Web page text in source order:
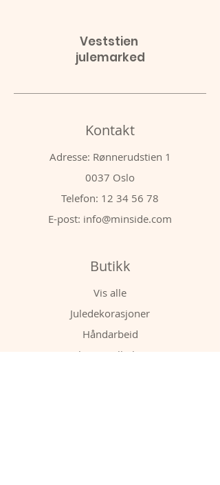
Veststien
julemarked
Kontakt
Adresse: Rønnerudstien 1
0037 Oslo
Telefon: 12 34 56 78
E-post: info@minside.com
Butikk
Vis alle
Juledekorasjoner
Håndarbeid
Klær og tilbehør